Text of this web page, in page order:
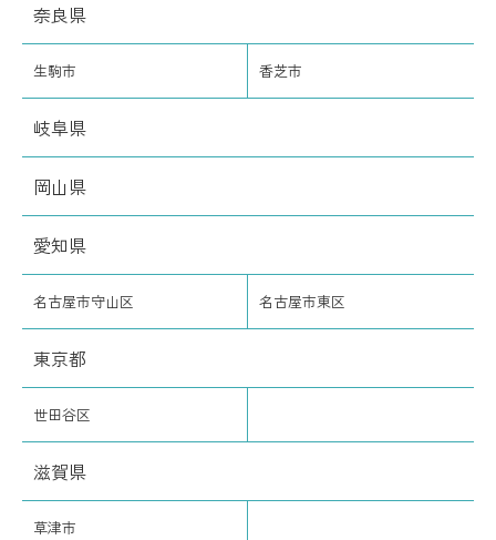
奈良県
生駒市 香芝市
岐阜県
岡山県
愛知県
名古屋市守山区 名古屋市東区
東京都
世田谷区
滋賀県
草津市